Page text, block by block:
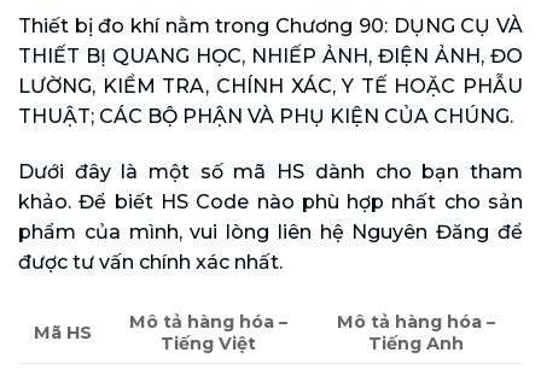
Thiết bị đo khí nằm trong Chương 90: DỤNG CỤ VÀ
THIẾT BỊ QUANG HỌC, NHIẾP ẢNH, ĐIỆN ẢNH, ĐO
LƯỜNG, KIỂM TRA, CHÍNH XÁC, Y TẾ HOẶC PHẪU
THUẬT; CÁC BỘ PHẬN VÀ PHỤ KIỆN CỦA CHÚNG.
Dưới đây là một số mã HS dành cho bạn tham
khảo. Để biết HS Code nào phù hợp nhất cho sản
phẩm của mình, vui lòng liên hệ Nguyên Đăng để
được tư vấn chính xác nhất.
Mã HS
Mô tả hàng hóa –
Tiếng Việt
Mô tả hàng hóa –
Tiếng Anh